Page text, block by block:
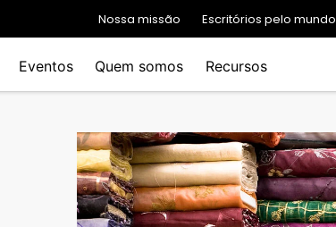
Nossa missão Escritórios pelo mundo
Eventos Quem somos Recursos